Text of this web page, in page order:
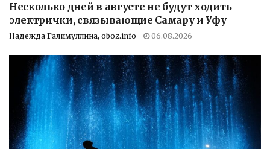
Несколько дней в августе не будут ходить
электрички, связывающие Самару и Уфу
Надежда Галимуллина, oboz.info 06.08.2026